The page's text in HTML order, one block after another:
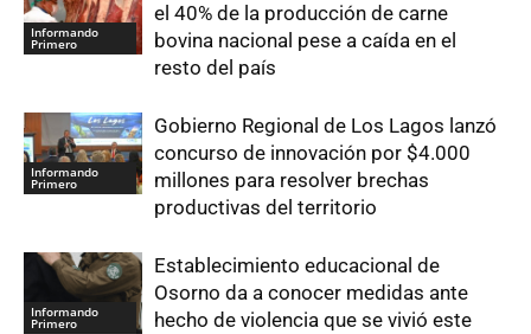
Informando
Primero
el 40% de la producción de carne
bovina nacional pese a caída en el
resto del país
Informando
Primero
Gobierno Regional de Los Lagos lanzó
concurso de innovación por $4.000
millones para resolver brechas
productivas del territorio
Informando
Primero
Establecimiento educacional de
Osorno da a conocer medidas ante
hecho de violencia que se vivió este